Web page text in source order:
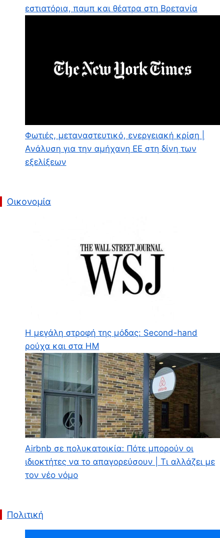
εστιατόρια, παμπ και θέατρα στη Βρετανία
Φωτιές, μεταναστευτικό, ενεργειακή κρίση |
Ανάλυση για την αμήχανη ΕΕ στη δίνη των
εξελίξεων
Οικονομία
Η μεγάλη στροφή της μόδας: Second-hand
ρούχα και στα HM
Airbnb σε πολυκατοικία: Πότε μπορούν οι
ιδιοκτήτες να το απαγορεύσουν | Τι αλλάζει με
τον νέο νόμο
Πολιτική